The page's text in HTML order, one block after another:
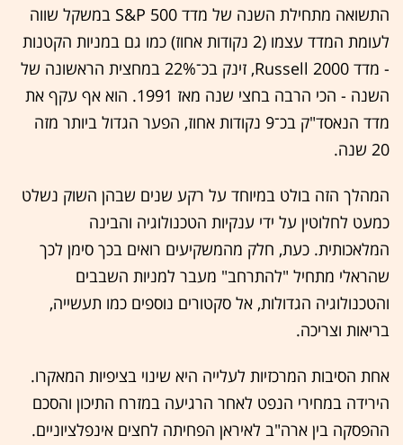
התשואה מתחילת השנה של מדד S&P 500 במשקל שווה
לעומת המדד עצמו (2 נקודות אחוז) כמו גם במניות הקטנות
- מדד Russell 2000, זינק בכ־22% במחצית הראשונה של
השנה - הכי הרבה בחצי שנה מאז 1991. הוא אף עקף את
מדד הנאסד"ק בכ־9 נקודות אחוז, הפער הגדול ביותר מזה
20 שנה.
המהלך הזה בולט במיוחד על רקע שנים שבהן השוק נשלט
כמעט לחלוטין על ידי ענקיות הטכנולוגיה והבינה
המלאכותית. כעת, חלק מהמשקיעים רואים בכך סימן לכך
שהראלי מתחיל "להתרחב" מעבר למניות השבבים
והטכנולוגיה הגדולות, אל סקטורים נוספים כמו תעשייה,
בריאות וצריכה.
אחת הסיבות המרכזיות לעלייה היא שינוי בציפיות המאקרו.
הירידה במחירי הנפט לאחר הרגיעה במזרח התיכון והסכם
ההפסקה בין ארה"ב לאיראן הפחיתה לחצים אינפלציוניים.